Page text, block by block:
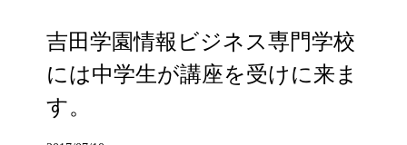
吉田学園情報ビジネス専門学校
には中学生が講座を受けに来ま
す。